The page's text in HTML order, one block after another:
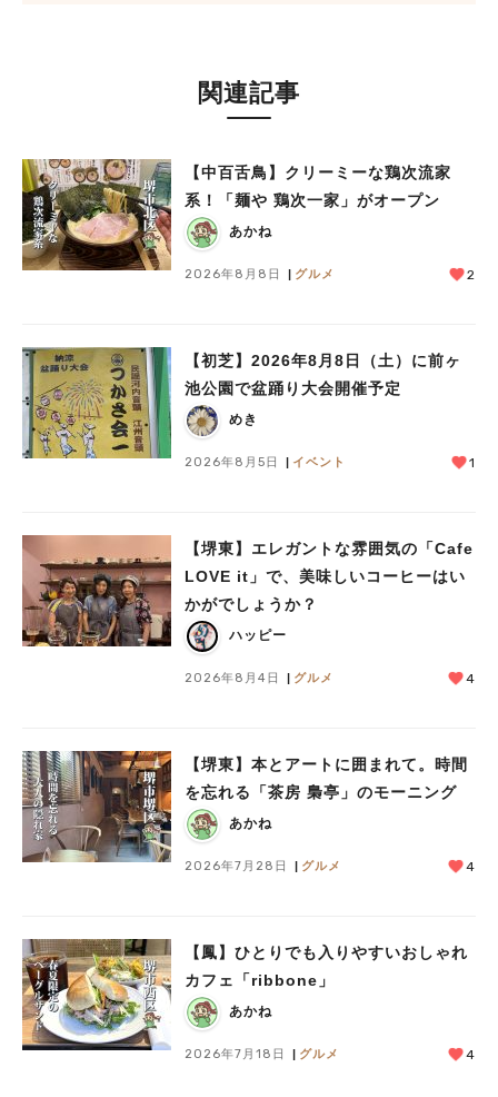
関連記事
【中百舌鳥】クリーミーな鶏次流家
系！「麺や 鶏次一家」がオープン
あかね
2026年8月8日 グルメ 2
【初芝】2026年8月8日（土）に前ヶ
池公園で盆踊り大会開催予定
めき
2026年8月5日 イベント 1
【堺東】エレガントな雰囲気の「Cafe
LOVE it」で、美味しいコーヒーはい
かがでしょうか？
ハッピー
2026年8月4日 グルメ 4
【堺東】本とアートに囲まれて。時間
を忘れる「茶房 梟亭」のモーニング
あかね
2026年7月28日 グルメ 4
【鳳】ひとりでも入りやすいおしゃれ
カフェ「ribbone」
あかね
2026年7月18日 グルメ 4